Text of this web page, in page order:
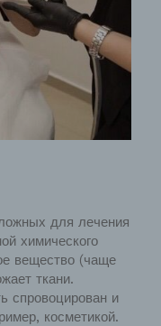
для лечения
химического
вещество (чаще
ткани.
спровоцирован и
косметикой.